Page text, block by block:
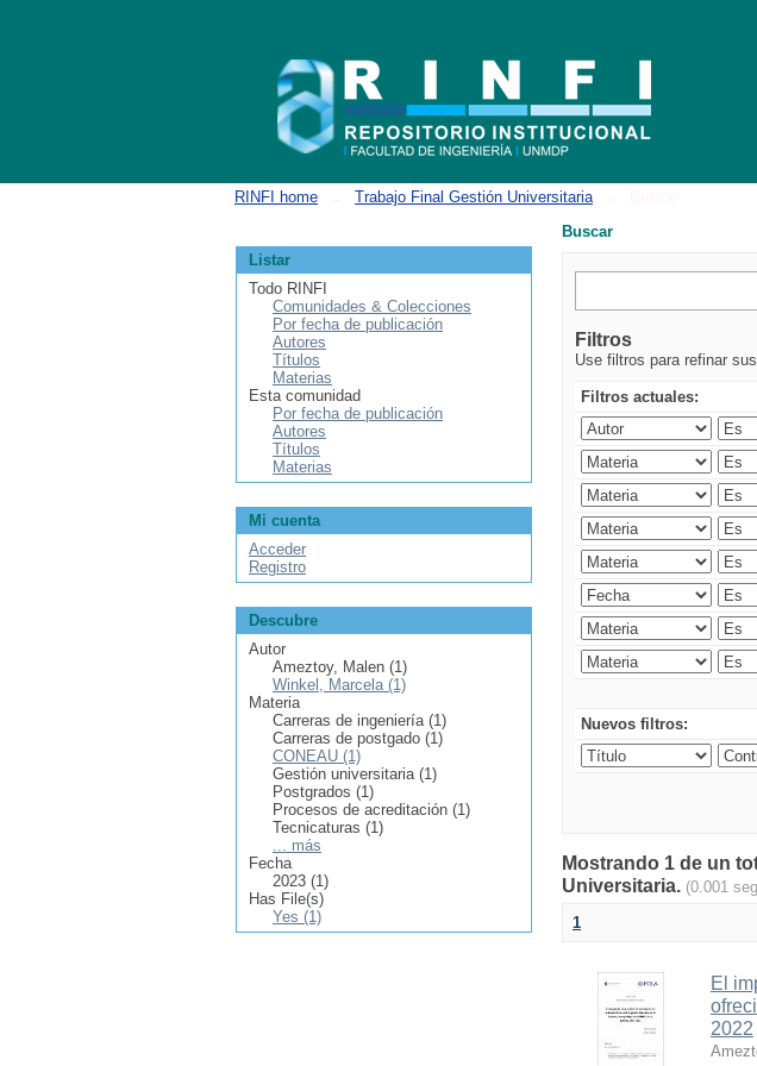
RINFI home Trabajo Final Gestión Universitaria
Buscar
Filtros
Use filtros para refinar
Filtros actuales:
Nuevos filtros:
Mostrando 1 de un
Universitaria. (0.001
1
El
2022
Listar
Todo RINFI
Comunidades & Colecciones
Por fecha de publicación
Autores
Títulos
Materias
Esta comunidad
Por fecha de publicación
Autores
Títulos
Materias
Mi cuenta
Acceder
Registro
Descubre
Autor
Ameztoy, Malen (1)
Winkel, Marcela (1)
Materia
Carreras de ingeniería (1)
Carreras de postgado (1)
CONEAU (1)
Gestión universitaria (1)
Postgrados (1)
Procesos de acreditación (1)
Tecnicaturas (1)
... más
Fecha
2023 (1)
Has File(s)
Yes (1)